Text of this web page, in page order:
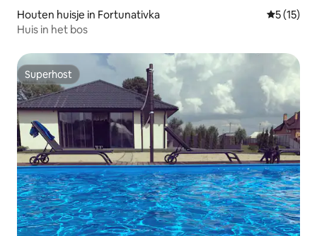
Houten huisje in Fortunativka
5 (15)
Huis in het bos
Superhost
Superhost